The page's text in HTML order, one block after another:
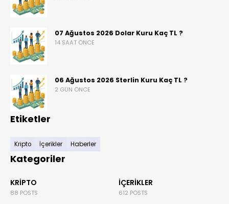
07 Ağustos 2026 Dolar Kuru Kaç TL ?
14 SAAT ÖNCE
06 Ağustos 2026 Sterlin Kuru Kaç TL ?
2 GÜN ÖNCE
Etiketler
Kripto İçerikler Haberler
Kategoriler
KRIPTO
88 POSTS
İÇERIKLER
612 POSTS